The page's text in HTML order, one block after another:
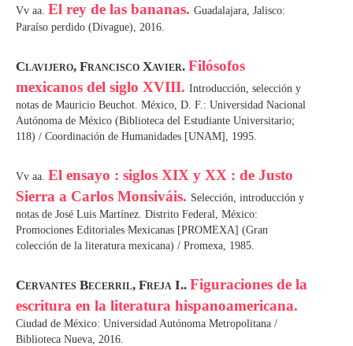
Vv aa. El rey de las bananas. Guadalajara, Jalisco:
Paraíso perdido (Divague), 2016.
Clavijero, Francisco Xavier. Filósofos
mexicanos del siglo XVIII. Introducción, selección y
notas de Mauricio Beuchot. México, D. F.: Universidad Nacional
Autónoma de México (Biblioteca del Estudiante Universitario;
118) / Coordinación de Humanidades [UNAM], 1995.
Vv aa. El ensayo : siglos XIX y XX : de Justo
Sierra a Carlos Monsiváis. Selección, introducción y
notas de José Luis Martínez. Distrito Federal, México:
Promociones Editoriales Mexicanas [PROMEXA] (Gran
colección de la literatura mexicana) / Promexa, 1985.
Cervantes Becerril, Freja I.. Figuraciones de la
escritura en la literatura hispanoamericana.
Ciudad de México: Universidad Autónoma Metropolitana /
Biblioteca Nueva, 2016.